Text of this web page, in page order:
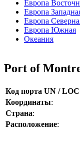
Европа
Европа
Европа
Европа Южная
Океания
Port of
Код порта UN /
Координаты:
Страна:
Расположение: